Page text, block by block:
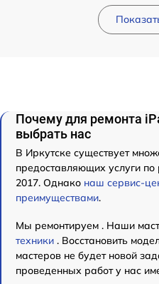
Почему для ремонта
выбрать нас
В Иркутске существует
предоставляющих услуги по
2017. Однако наш сервис-
преимуществами.
Мы ремонтируем . Наши
техники . Восстановить
мастеров не будет новой
проведенных работ у нас